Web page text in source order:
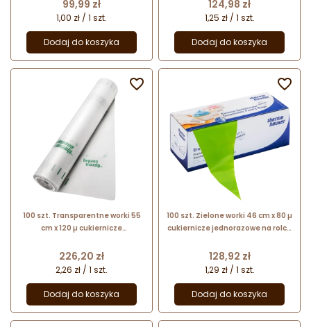
Cena
99,99 zł
1,00 zł / 1 szt.
Dodaj do koszyka
Cena
124,98 zł
1,25 zł / 1 szt.
Dodaj do koszyka
100 szt. Transparentne worki 55
cm x 120 µ cukiernicze
Thermohauser
Cena
226,20 zł
2,26 zł / 1 szt.
Dodaj do koszyka

100 szt. Zielone worki 46 cm x 80 µ
cukiernicze jednorazowe na rolce
Cena
128,92 zł
1,29 zł / 1 szt.
Dodaj do koszyka
